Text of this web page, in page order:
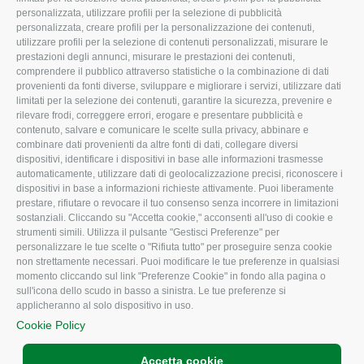
personalizzata, utilizzare profili per la selezione di pubblicità
personalizzata, creare profili per la personalizzazione dei contenuti,
utilizzare profili per la selezione di contenuti personalizzati, misurare le
prestazioni degli annunci, misurare le prestazioni dei contenuti,
comprendere il pubblico attraverso statistiche o la combinazione di dati
provenienti da fonti diverse, sviluppare e migliorare i servizi, utilizzare dati
limitati per la selezione dei contenuti, garantire la sicurezza, prevenire e
rilevare frodi, correggere errori, erogare e presentare pubblicità e
contenuto, salvare e comunicare le scelte sulla privacy, abbinare e
combinare dati provenienti da altre fonti di dati, collegare diversi
dispositivi, identificare i dispositivi in base alle informazioni trasmesse
automaticamente, utilizzare dati di geolocalizzazione precisi, riconoscere i
dispositivi in base a informazioni richieste attivamente. Puoi liberamente
prestare, rifiutare o revocare il tuo consenso senza incorrere in limitazioni
sostanziali. Cliccando su "Accetta cookie," acconsenti all'uso di cookie e
strumenti simili. Utilizza il pulsante "Gestisci Preferenze" per
personalizzare le tue scelte o "Rifiuta tutto" per proseguire senza cookie
non strettamente necessari. Puoi modificare le tue preferenze in qualsiasi
momento cliccando sul link "Preferenze Cookie" in fondo alla pagina o
sull'icona dello scudo in basso a sinistra. Le tue preferenze si
applicheranno al solo dispositivo in uso.
Cookie Policy
Accetta cookie
Organigramma aziendale
I Nostri Servizi
Uffici della Sede
provinciale
Le Sedi di Zona
Agricoltori S.r.l.
Whistleblowing
Confagricoltura Rovigo e
Agricoltori srl
Lavoro
Ambiente
Associazione
CONFAGRICOLTURA
ATTIVA
Notizie in evidenza
Eventi
Comunicati Stampa
Video
Iscrizione Newsletter
Newsletter